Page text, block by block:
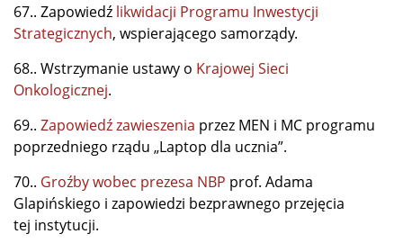
67.. Zapowiedź likwidacji Programu Inwestycji
Strategicznych, wspierającego samorządy.
68.. Wstrzymanie ustawy o Krajowej Sieci
Onkologicznej.
69.. Zapowiedź zawieszenia przez MEN i MC programu
poprzedniego rządu „Laptop dla ucznia”.
70.. Groźby wobec prezesa NBP prof. Adama
Glapińskiego i zapowiedzi bezprawnego przejęcia
tej instytucji.